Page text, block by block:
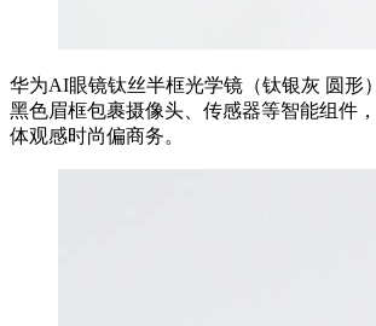
华为AI眼镜钛丝半框光学镜（钛银灰 圆形
黑色眉框包裹摄像头、传感器等智能组件
体观感时尚偏商务。